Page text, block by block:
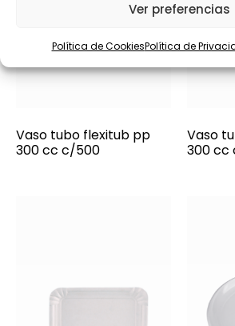
Ver preferencias
Política de CookiesPolítica de
Vaso tubo flexitub pp
300 cc c/500
Vaso
300 cc